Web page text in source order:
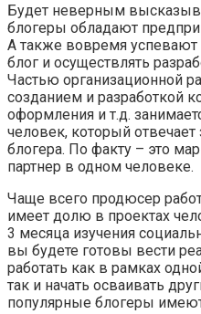
Будет неверным
блогеры обладают
А также вовремя успевают
блог и осуществлять
Частью организационной
созданием и разработкой
оформления и т.д.
человек, который
блогера. По факту – это
партнер в одном человеке.
Чаще всего продюсер
имеет долю в проектах
3 месяца изучения
вы будете готовы вести
работать как в рамках
так и начать осваивать
популярные блогеры